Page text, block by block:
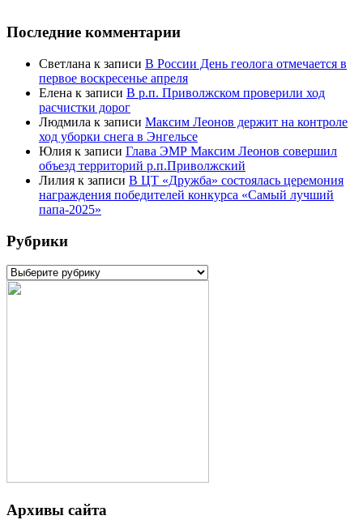
Последние комментарии
Светлана к записи В России День геолога отмечается в
первое воскресенье апреля
Елена к записи В р.п. Приволжском проверили ход
расчистки дорог
Людмила к записи Максим Леонов держит на контроле
ход уборки снега в Энгельсе
Юлия к записи Глава ЭМР Максим Леонов совершил
объезд территорий р.п.Приволжский
Лилия к записи В ЦТ «Дружба» состоялась церемония
награждения победителей конкурса «Самый лучший
папа-2025»
Рубрики
Рубрики
Архивы сайта